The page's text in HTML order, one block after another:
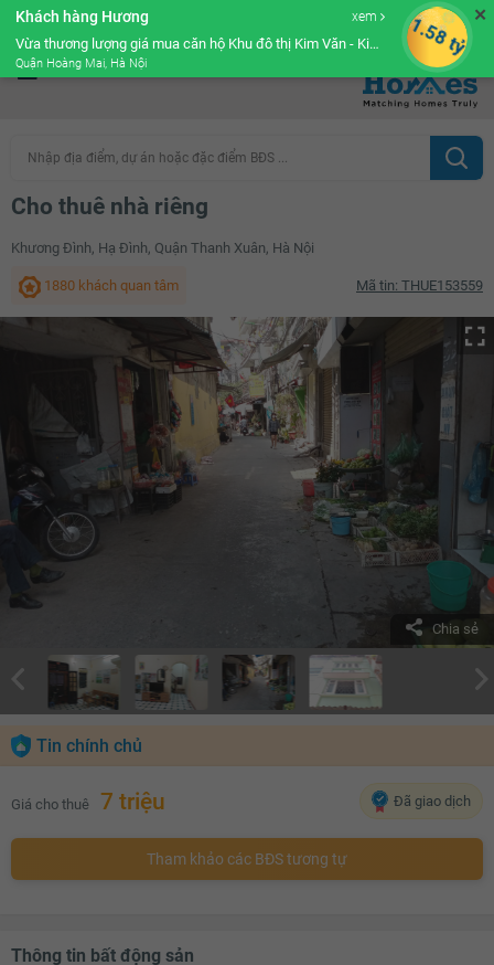
Cộng đồng Môi giới bPRO
Nhập địa điểm, dự án hoặc đặc điểm BĐS ...
Cho thuê nhà riêng
Khương Đình, Hạ Đình, Quận Thanh Xuân, Hà Nội
1880 khách quan tâm Mã tin: THUE153559
Chia sẻ
Tin chính chủ
Giá cho thuê 7 triệu Đã giao dịch
Tham khảo các BĐS tương tự
Thông tin bất động sản
✕
Khách hàng Hương xem
Vừa thương lượng giá mua căn hộ Khu đô thị Kim Văn - Kim Lũ Golden Silk
Quận Hoàng Mai, Hà Nội
1.58 tỷ